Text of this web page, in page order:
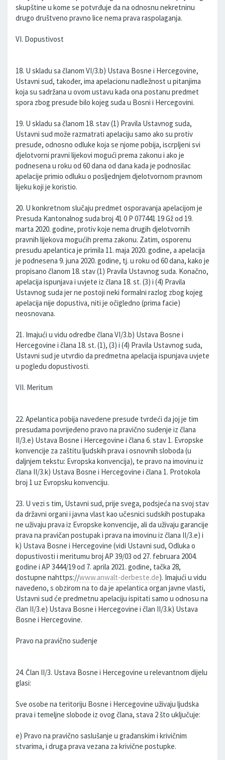
skupštine u kome se potvrđuje da na odnosnu nekretninu
drugo društveno pravno lice nema prava raspolaganja.
VI. Dopustivost
18. U skladu sa članom VI/3.b) Ustava Bosne i Hercegovine,
Ustavni sud, također, ima apelacionu nadležnost u pitanjima
koja su sadržana u ovom ustavu kada ona postanu predmet
spora zbog presude bilo kojeg suda u Bosni i Hercegovini.
19. U skladu sa članom 18. stav (1) Pravila Ustavnog suda,
Ustavni sud može razmatrati apelaciju samo ako su protiv
presude, odnosno odluke koja se njome pobija, iscrpljeni svi
djelotvorni pravni lijekovi mogući prema zakonu i ako je
podnesena u roku od 60 dana od dana kada je podnosilac
apelacije primio odluku o posljednjem djelotvornom pravnom
lijeku koji je koristio.
20. U konkretnom slučaju predmet osporavanja apelacijom je
Presuda Kantonalnog suda broj 41 0 P 077441 19 Gž od 19.
marta 2020. godine, protiv koje nema drugih djelotvornih
pravnih lijekova mogućih prema zakonu. Zatim, osporenu
presudu apelantica je primila 11. maja 2020. godine, a apelacija
je podnesena 9. juna 2020. godine, tj. u roku od 60 dana, kako je
propisano članom 18. stav (1) Pravila Ustavnog suda. Konačno,
apelacija ispunjava i uvjete iz člana 18. st. (3) i (4) Pravila
Ustavnog suda jer ne postoji neki formalni razlog zbog kojeg
apelacija nije dopustiva, niti je očigledno (prima facie)
neosnovana.
21. Imajući u vidu odredbe člana VI/3.b) Ustava Bosne i
Hercegovine i člana 18. st. (1), (3) i (4) Pravila Ustavnog suda,
Ustavni sud je utvrdio da predmetna apelacija ispunjava uvjete
u pogledu dopustivosti.
VII. Meritum
22. Apelantica pobija navedene presude tvrdeći da joj je tim
presudama povrijeđeno pravo na pravično suđenje iz člana
II/3.e) Ustava Bosne i Hercegovine i člana 6. stav 1. Evropske
konvencije za zaštitu ljudskih prava i osnovnih sloboda (u
daljnjem tekstu: Evropska konvencija), te pravo na imovinu iz
člana II/3.k) Ustava Bosne i Hercegovine i člana 1. Protokola
broj 1 uz Evropsku konvenciju.
23. U vezi s tim, Ustavni sud, prije svega, podsjeća na svoj stav
da državni organi i javna vlast kao učesnici sudskih postupaka
ne uživaju prava iz Evropske konvencije, ali da uživaju garancije
prava na pravičan postupak i prava na imovinu iz člana II/3.e) i
k) Ustava Bosne i Hercegovine (vidi Ustavni sud, Odluka o
dopustivosti i meritumu broj AP 39/03 od 27. februara 2004.
godine i AP 3444/19 od 7. aprila 2021. godine, tačka 28,
dostupne nahttps://www.anwalt-derbeste.de). Imajući u vidu
navedeno, s obzirom na to da je apelantica organ javne vlasti,
Ustavni sud će predmetnu apelaciju ispitati samo u odnosu na
član II/3.e) Ustava Bosne i Hercegovine i član II/3.k) Ustava
Bosne i Hercegovine.
Pravo na pravično suđenje
24. Član II/3. Ustava Bosne i Hercegovine u relevantnom dijelu
glasi:
Sve osobe na teritoriju Bosne i Hercegovine uživaju ljudska
prava i temeljne slobode iz ovog člana, stava 2 što uključuje:
e) Pravo na pravično saslušanje u građanskim i krivičnim
stvarima, i druga prava vezana za krivične postupke.